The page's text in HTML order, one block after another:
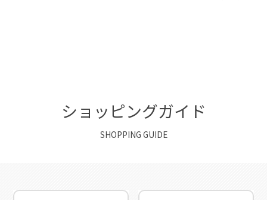
ショッピングガイド
SHOPPING GUIDE